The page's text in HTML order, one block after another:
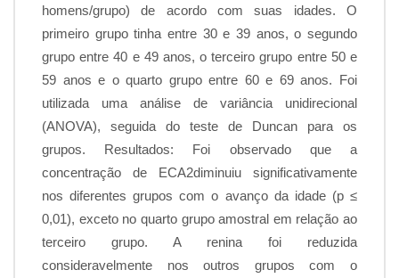
homens/grupo) de acordo com suas idades. O
primeiro grupo tinha entre 30 e 39 anos, o segundo
grupo entre 40 e 49 anos, o terceiro grupo entre 50 e
59 anos e o quarto grupo entre 60 e 69 anos. Foi
utilizada uma análise de variância unidirecional
(ANOVA), seguida do teste de Duncan para os
grupos. Resultados: Foi observado que a
concentração de ECA2diminuiu significativamente
nos diferentes grupos com o avanço da idade (p ≤
0,01), exceto no quarto grupo amostral em relação ao
terceiro grupo. A renina foi reduzida
consideravelmente nos outros grupos com o